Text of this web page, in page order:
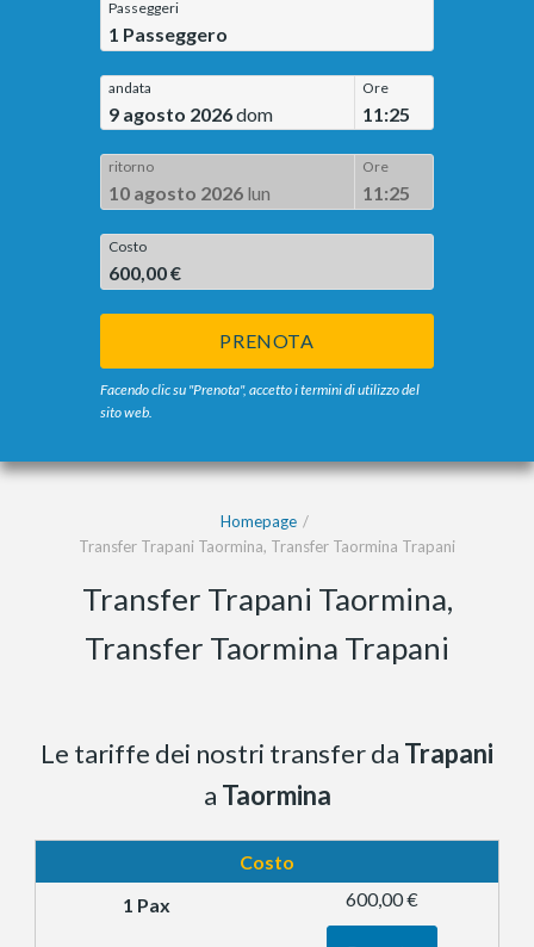
Passeggeri
1 Passeggero
andata
9 agosto 2026dom
Ore
11:25
ritorno
10 agosto 2026 lun
Ore
11:25
Costo
600,00 €
PRENOTA
Facendo clic su "Prenota", accetto i termini di utilizzo del
sito web.
Homepage
Transfer Trapani Taormina, Transfer Taormina Trapani
Transfer Trapani Taormina,
Transfer Taormina Trapani
Le tariffe dei nostri transfer da Trapani
a Taormina
Costo
600,00 €